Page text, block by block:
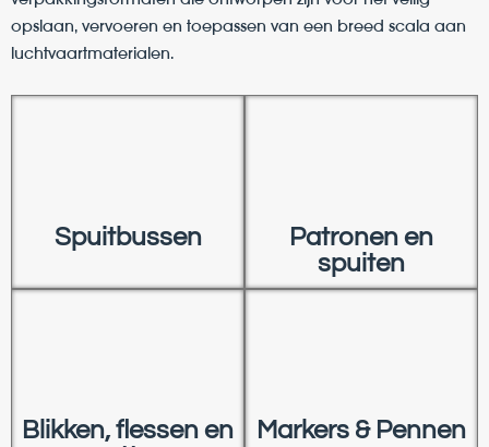
opslaan, vervoeren en toepassen van een breed scala aan
luchtvaartmaterialen.
Spuitbussen
Patronen en
spuiten
Blikken, flessen en
Markers & Pennen